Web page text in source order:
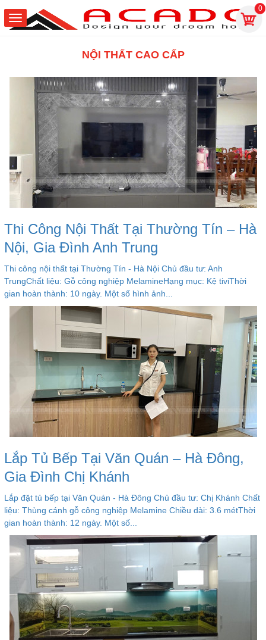
0
NỘI THẤT CAO CẤP
Thi Công Nội Thất Tại Thường Tín – Hà
Nội, Gia Đình Anh Trung
Thi công nội thất tại Thường Tín - Hà Nội Chủ đầu tư: Anh
TrungChất liệu: Gỗ công nghiệp MelamineHạng mục: Kệ tiviThời
gian hoàn thành: 10 ngày. Một số hình ảnh...
Lắp Tủ Bếp Tại Văn Quán – Hà Đông,
Gia Đình Chị Khánh
Lắp đặt tủ bếp tại Văn Quán - Hà Đông Chủ đầu tư: Chị Khánh Chất
liệu: Thùng cánh gỗ công nghiệp Melamine Chiều dài: 3.6 métThời
gian hoàn thành: 12 ngày. Một số...